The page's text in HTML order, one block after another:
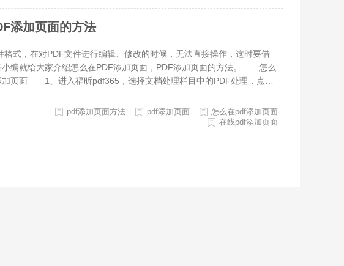
幅。 四、点击确定，就可以把页面拆分成单独一页。 PDF文件不
。很多朋友想知道PDF文件怎么添加页面，小编认为大家使用福昕pdf3
添加页面的方法
在对PDF文件进行编辑、修改的时候，无法直接操作，这时要借
小编就给大家介绍怎么在PDF添加页面，PDF添加页面的方法。 怎么
页面 1、进入福昕pdf365，选择文档处理栏目中的PDF处理，点
加新的页面，点击对应页面，选择“新建页面”，就会在该页面后方添
后，记得选择对应保存命令哦！ 怎么在PDF添加页面 图片怎么转pd
怎么在pdf添加页面
pdf添加页面
pdf添加页面方法
在线pdf添加页面